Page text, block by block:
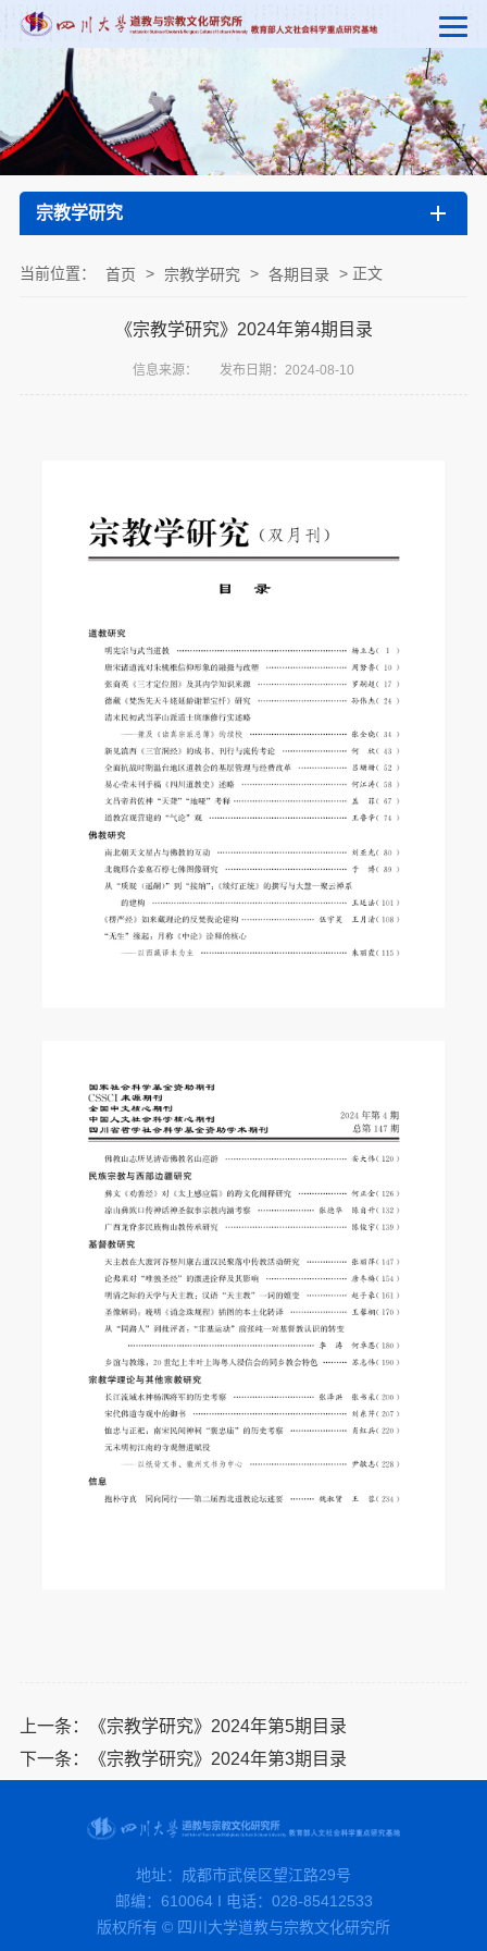
宗教学研究
当前位置： 首页 > 宗教学研究 > 各期目录 > 正文
《宗教学研究》2024年第4期目录
信息来源： 发布日期：2024-08-10
上一条：
《宗教学研究》2024年第5期目录
下一条：
《宗教学研究》2024年第3期目录
地址：成都市武侯区望江路29号
邮编：610064 I 电话：028-85412533
版权所有 © 四川大学道教与宗教文化研究所